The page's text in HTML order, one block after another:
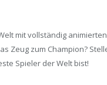
mit vollständig
Zeug zum Champion?
Spieler der Welt bist!